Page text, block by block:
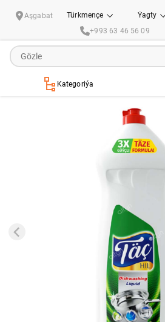
Aşgabat Türkmençe
Ýagty
+993 63 46 56 09
Kategoriýa